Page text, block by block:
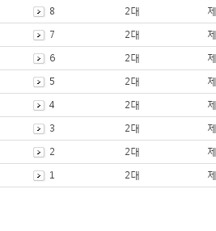
8
2대
7
2대
6
2대
5
2대
4
2대
3
2대
2
2대
1
2대